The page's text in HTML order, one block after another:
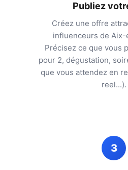
Publiez
Créez une offre
influenceurs de Aix-
Précisez ce que vous
pour 2, dégustation,
que vous attendez en
reel...).
3